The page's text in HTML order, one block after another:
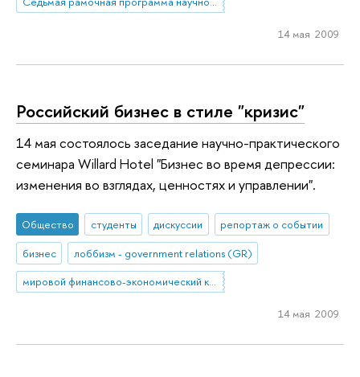
14 мая 2009
Российский бизнес в стиле "кризис"
14 мая состоялось заседание научно-практического
семинара Willard Hotel "Бизнес во время депрессии:
изменения во взглядах, ценностях и управлении".
Общество студенты дискуссии
репортаж о событии
бизнес
лоббизм - government relations (GR)
мировой финансово-экономический кризис
14 мая 2009